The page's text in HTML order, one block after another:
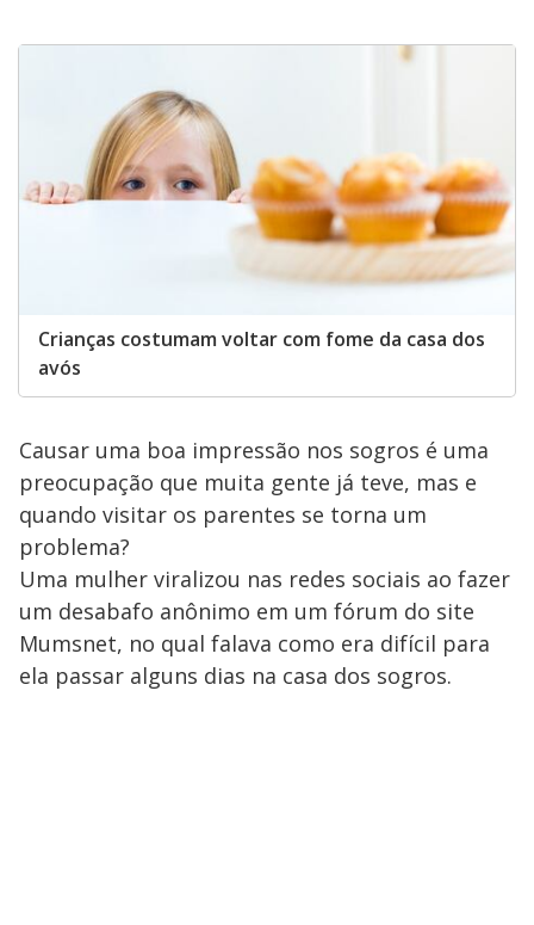
Crianças costumam voltar com fome da casa dos
avós
Causar uma boa impressão nos sogros é uma
preocupação que muita gente já teve, mas e
quando visitar os parentes se torna um
problema?
Uma mulher viralizou nas redes sociais ao fazer
um desabafo anônimo em um fórum do site
Mumsnet, no qual falava como era difícil para
ela passar alguns dias na casa dos sogros.